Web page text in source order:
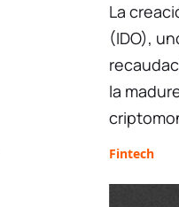
La
(IDO),
la
Fintech